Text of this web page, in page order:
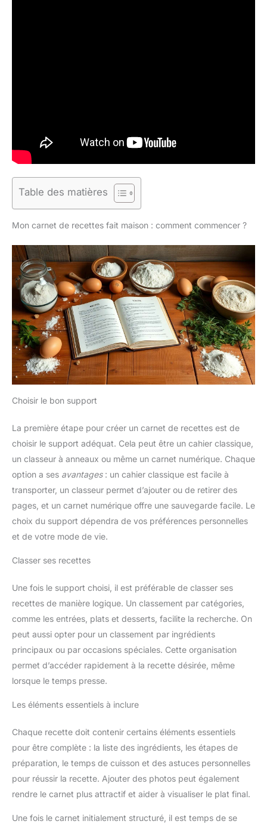
Table des matières
Mon carnet de recettes fait maison : comment commencer ?
Choisir le bon support
La première étape pour créer un carnet de recettes est de
choisir le support adéquat. Cela peut être un cahier classique,
un classeur à anneaux ou même un carnet numérique. Chaque
option a ses avantages: un cahier classique est facile à
transporter, un classeur permet d’ajouter ou de retirer des
pages, et un carnet numérique offre une sauvegarde facile. Le
choix du support dépendra de vos préférences personnelles
et de votre mode de vie.
Classer ses recettes
Une fois le support choisi, il est préférable de classer ses
recettes de manière logique. Un classement par catégories,
comme les entrées, plats et desserts, facilite la recherche. On
peut aussi opter pour un classement par ingrédients
principaux ou par occasions spéciales. Cette organisation
permet d’accéder rapidement à la recette désirée, même
lorsque le temps presse.
Les éléments essentiels à inclure
Chaque recette doit contenir certains éléments essentiels
pour être complète : la liste des ingrédients, les étapes de
préparation, le temps de cuisson et des astuces personnelles
pour réussir la recette. Ajouter des photos peut également
rendre le carnet plus attractif et aider à visualiser le plat final.
Une fois le carnet initialement structuré, il est temps de se